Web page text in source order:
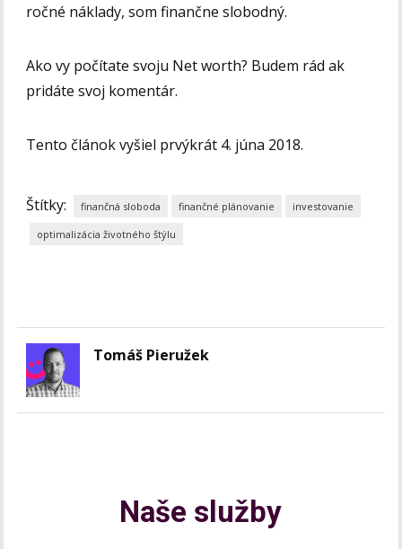
ročné náklady, som finančne slobodný.
Ako vy počítate svoju Net worth? Budem rád ak
pridáte svoj komentár.
Tento článok vyšiel prvýkrát 4. júna 2018.
Štítky: finančná sloboda finančné plánovanie investovanie
optimalizácia životného štýlu
Tomáš Pieružek
Naše služby